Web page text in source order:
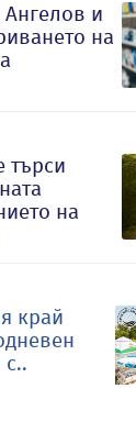
Ангелов и
на
търси
на
край